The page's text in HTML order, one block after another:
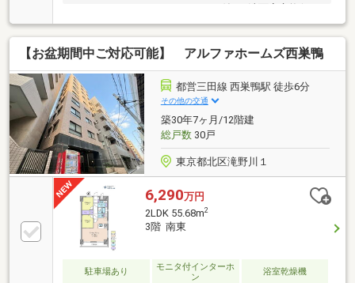
ウンター高さ800mm)交換●浴室交換●換気暖房乾燥機
付き等
【お盆期間中ご対応可能】 アルファホームズ西巣鴨
都営三田線 西巣鴨駅 徒歩6分
その他の交通
築30年7ヶ月/12階建
総戸数30戸
東京都北区滝野川１
6,290万円
2LDK 55.68m2
3階 南東
駐車場あり
モニタ付インターホ
ン
浴室乾燥機